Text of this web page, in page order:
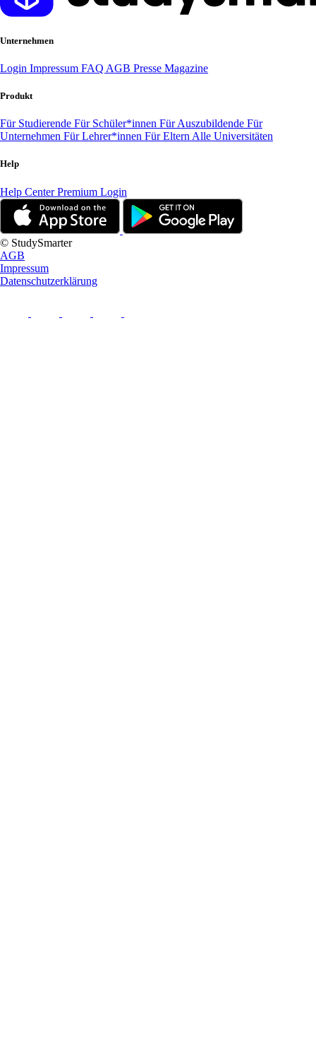
Unternehmen
Login Impressum FAQ AGB Presse Magazine
Produkt
Für Studierende Für Schüler*innen Für Auszubildende Für
Unternehmen Für Lehrer*innen Für Eltern Alle Universitäten
Help
Help CenterPremium Login
© StudySmarter
AGB
Impressum
Datenschutzerklärung